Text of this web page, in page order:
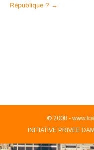
République ? →
© 2008 -
INITIATIVE PRIVEE